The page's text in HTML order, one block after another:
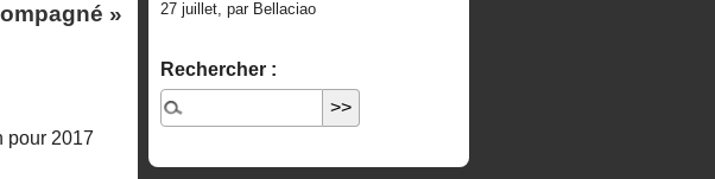
»
pour 2017
27 juillet, par Bellaciao
Rechercher :